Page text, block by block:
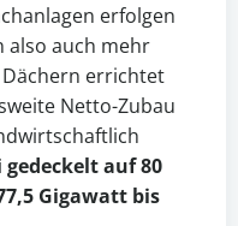
erfolgen
also auch mehr
errichtet
Netto-Zubau
auf 80
Gigawatt bis